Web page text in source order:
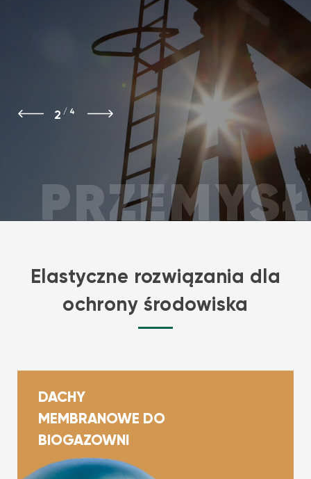
WŁADZE
GMINY
3 / 4
Elastyczne rozwiązania dla
ochrony środowiska
DACHY
MEMBRANOWE DO
BIOGAZOWNI